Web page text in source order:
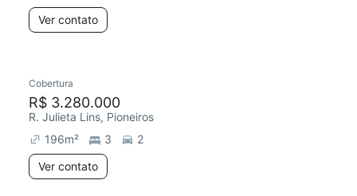
Ver contato
Cobertura
R$ 3.280.000
R. Julieta Lins, Pioneiros
196m² 3
2
Ver contato